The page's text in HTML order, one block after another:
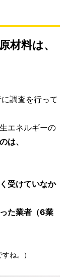
材料は、
調査を行って
エネルギーの
は、
受けていなか
た業者（6業
ね。）